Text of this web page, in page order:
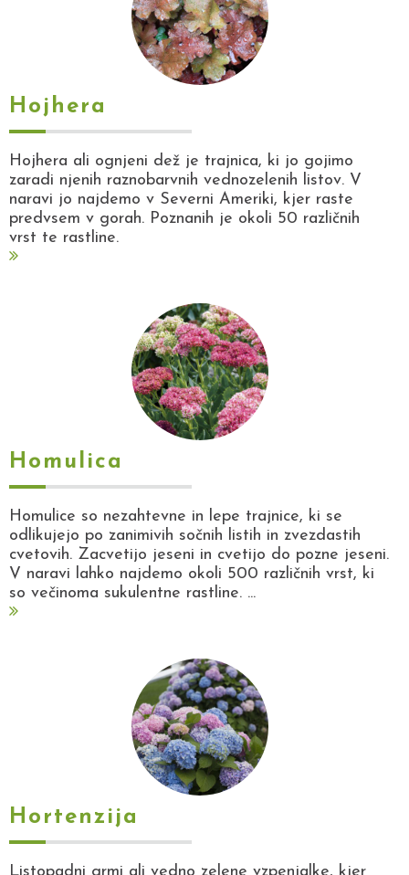
Hojhera
Hojhera ali ognjeni dež je trajnica, ki jo gojimo
zaradi njenih raznobarvnih vednozelenih listov. V
naravi jo najdemo v Severni Ameriki, kjer raste
predvsem v gorah. Poznanih je okoli 50 različnih
vrst te rastline.
Homulica
Homulice so nezahtevne in lepe trajnice, ki se
odlikujejo po zanimivih sočnih listih in zvezdastih
cvetovih. Zacvetijo jeseni in cvetijo do pozne jeseni.
V naravi lahko najdemo okoli 500 različnih vrst, ki
so večinoma sukulentne rastline. ...
Hortenzija